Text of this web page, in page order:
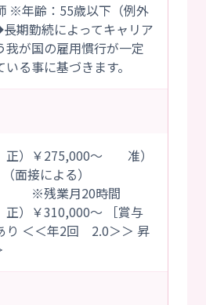
※年齢：55歳以下（例外
期勤続によってキャリア
我が国の雇用慣行が一定
る事に基づきます。
）￥275,000～ 准）
接による）
20時間
）￥310,000～ ［賞与
＜＜年2回 2.0＞＞ 昇